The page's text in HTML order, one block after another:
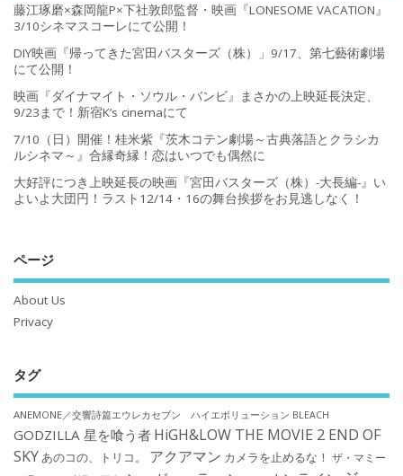
藤江琢磨×森岡龍P×下社敦郎監督・映画『LONESOME VACATION』
3/10シネマスコーレにて公開！
DIY映画『帰ってきた宮田バスターズ（株）」9/17、第七藝術劇場
にて公開！
映画『ダイナマイト・ソウル・バンビ』まさかの上映延長決定、
9/23まで！新宿K’s cinemaにて
7/10（日）開催！桂米紫『茨木コテン劇場～古典落語とクラシカ
ルシネマ～』合縁奇縁！恋はいつでも偶然に
大好評につき上映延長の映画『宮田バスターズ（株）-大長編-』い
よいよ大団円！ラスト12/14・16の舞台挨拶をお見逃しなく！
ページ
About Us
Privacy
タグ
ANEMONE／交響詩篇エウレカセブン ハイエボリューション BLEACH
GODZILLA 星を喰う者 HiGH&LOW THE MOVIE 2 END OF
SKYあのコの、トリコ。 アクアマン カメラを止めるな！ ザ・マミー